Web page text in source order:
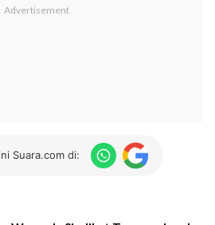
Suara.com di: